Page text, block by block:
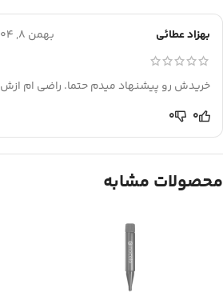
بهزاد عطائی بهمن 8, 1404
خریدش رو پیشنهاد میدم حتما. راضی ام ازش
0
0
محصولات مشابه